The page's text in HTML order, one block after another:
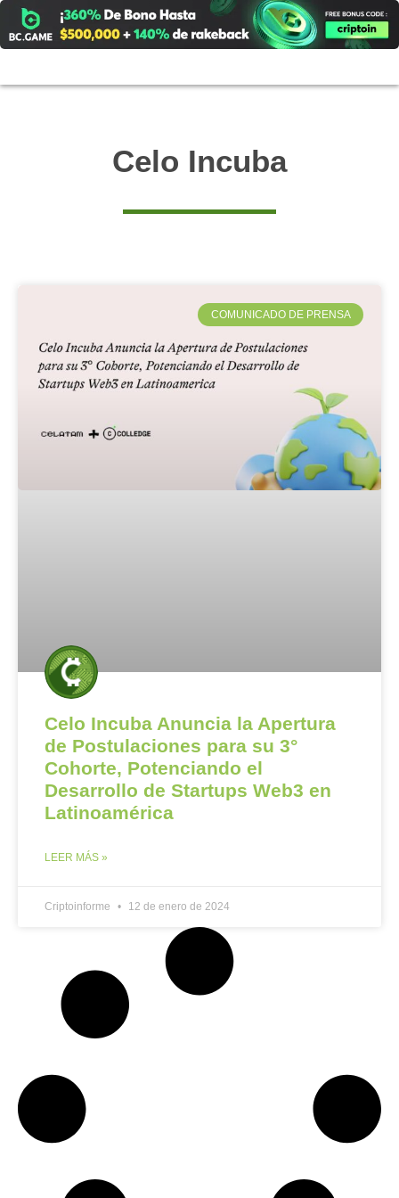
contenido
Celo Incuba
COMUNICADO DE PRENSA
Celo Incuba Anuncia la Apertura
de Postulaciones para su 3°
Cohorte, Potenciando el
Desarrollo de Startups Web3 en
Latinoamérica
LEER MÁS »
Criptoinforme 12 de enero de 2024